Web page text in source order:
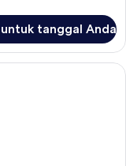
tanggal Anda
selimut bulu angsa,